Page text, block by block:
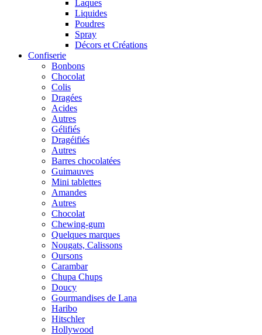
Laques
Liquides
Poudres
Spray
Décors et Créations
Confiserie
Bonbons
Chocolat
Colis
Dragées
Acides
Autres
Gélifiés
Dragéifiés
Autres
Barres chocolatées
Guimauves
Mini tablettes
Amandes
Autres
Chocolat
Chewing-gum
Quelques marques
Nougats, Calissons
Oursons
Carambar
Chupa Chups
Doucy
Gourmandises de Lana
Haribo
Hitschler
Hollywood